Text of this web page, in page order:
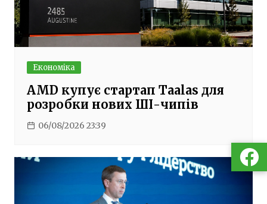
Економіка
AMD купує стартап Taalas для
розробки нових ШІ-чипів
06/08/2026 23:39